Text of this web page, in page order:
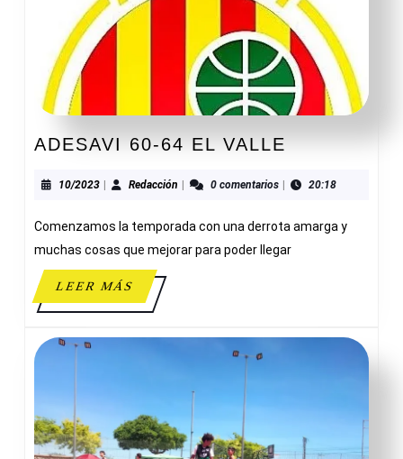
ADESAVI 60-64 EL VALLE
64
VALLE
10/202310/2023Redacción Redacción0 comentarios 20:18
Comenzamos la temporada con una derrota amarga y
muchas cosas que mejorar para poder llegar
LEER MÁSLEER
MÁS